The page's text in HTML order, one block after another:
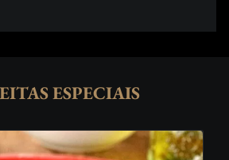
o Angus da Carne Suína: Aprenda sobre a2:00
ESPECIAIS